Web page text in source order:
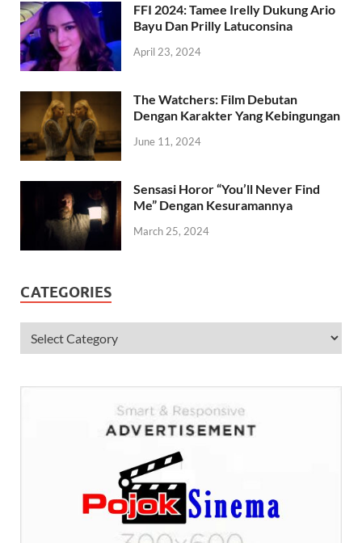
FFI 2024: Tamee Irelly Dukung Ario
Bayu Dan Prilly Latuconsina
April 23, 2024
The Watchers: Film Debutan
Dengan Karakter Yang Kebingungan
June 11, 2024
Sensasi Horor “You’ll Never Find
Me” Dengan Kesuramannya
March 25, 2024
CATEGORIES